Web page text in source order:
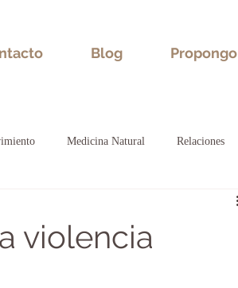
Blog Propongo
Medicina Natural Relaciones
violencia